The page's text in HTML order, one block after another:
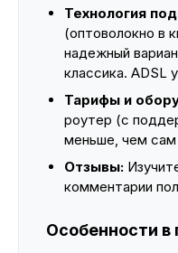
Технология
(оптоволокно в
надежный
классика. ADSL
Тарифы и
роутер (с
меньше, чем сам
Отзывы:
комментарии
Особенности в